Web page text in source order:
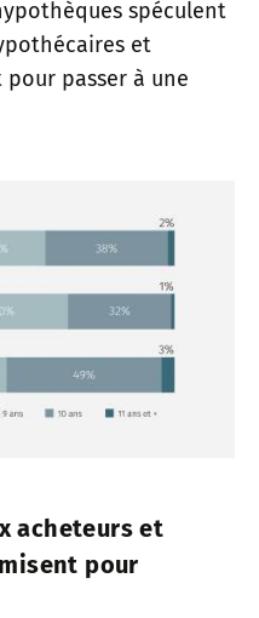
spéculent
et
passer à une
acheteurs et
pour